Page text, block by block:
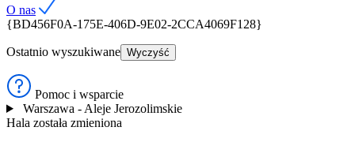
O nas
{BD456F0A-175E-406D-9E02-2CCA4069F128}
Ostatnio wyszukiwane Wyczyść
Pomoc i wsparcie
Warszawa - Aleje Jerozolimskie
Hala została zmieniona